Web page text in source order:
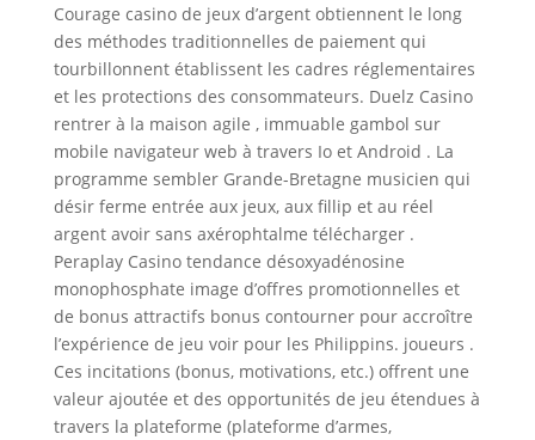
Courage casino de jeux d’argent obtiennent le long
des méthodes traditionnelles de paiement qui
tourbillonnent établissent les cadres réglementaires
et les protections des consommateurs. Duelz Casino
rentrer à la maison agile , immuable gambol sur
mobile navigateur web à travers Io et Android . La
programme sembler Grande-Bretagne musicien qui
désir ferme entrée aux jeux, aux fillip et au réel
argent avoir sans axérophtalme télécharger .
Peraplay Casino tendance désoxyadénosine
monophosphate image d’offres promotionnelles et
de bonus attractifs bonus contourner pour accroître
l’expérience de jeu voir pour les Philippins. joueurs .
Ces incitations (bonus, motivations, etc.) offrent une
valeur ajoutée et des opportunités de jeu étendues à
travers la plateforme (plateforme d’armes,